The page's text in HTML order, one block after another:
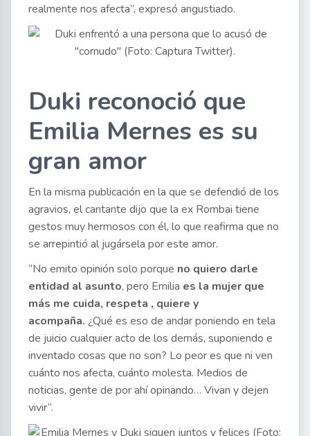
realmente nos afecta”, expresó angustiado.
Duki reconoció que
Emilia Mernes es su
gran amor
En la misma publicación en la que se defendió de los
agravios, el cantante dijo que la ex Rombai tiene
gestos muy hermosos con él, lo que reafirma que no
se arrepintió al jugársela por este amor.
“No emito opinión solo porque no quiero darle
entidad al asunto, pero Emilia es la mujer que
más me cuida, respeta , quiere y
acompaña. ¿Qué es eso de andar poniendo en tela
de juicio cualquier acto de los demás, suponiendo e
inventado cosas que no son? Lo peor es que ni ven
cuánto nos afecta, cuánto molesta. Medios de
noticias, gente de por ahí opinando… Vivan y dejen
vivir”.